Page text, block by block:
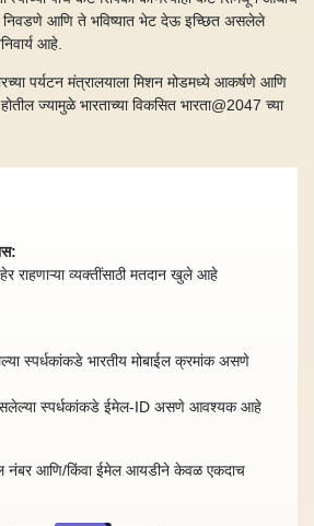
आणि ते भविष्यात भेट देऊ इच्छित असलेले
आहे.
पर्यटन मंत्रालयाला मिशन मोडमध्ये आकर्षणे आणि
ज्यामुळे भारताच्या विकसित भारता@2047 च्या
राहणाऱ्या व्यक्तींसाठी मतदान खुले आहे
स्पर्धकांकडे भारतीय मोबाईल क्रमांक असणे
असलेल्या स्पर्धकांकडे ईमेल-ID असणे आवश्यक आहे
नंबर आणि/किंवा ईमेल आयडीने केवळ एकदाच